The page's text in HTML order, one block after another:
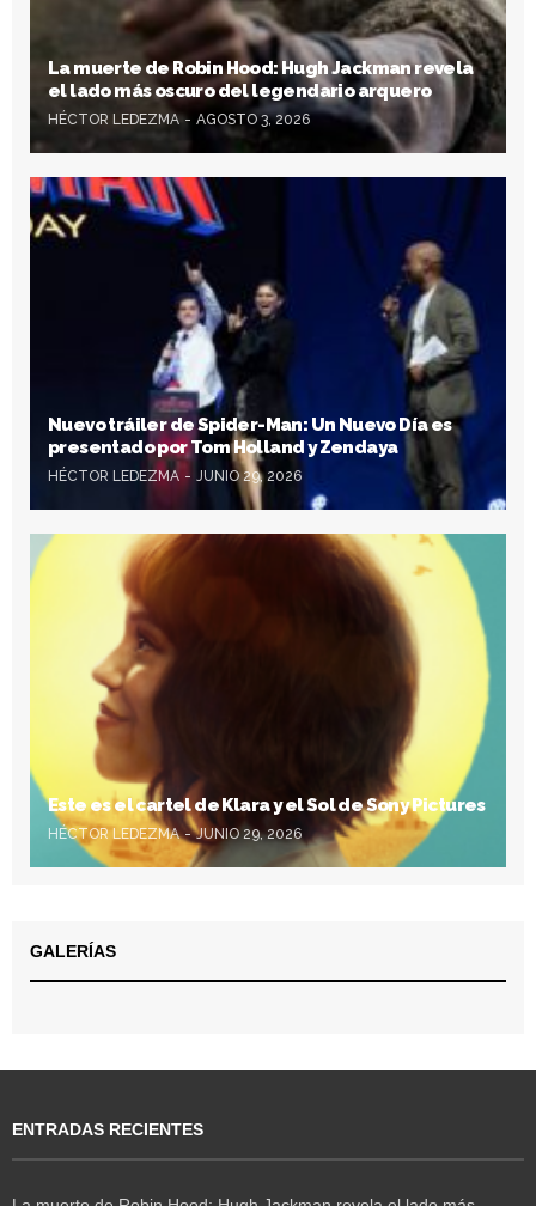
La muerte de Robin Hood: Hugh Jackman revela
el lado más oscuro del legendario arquero
HÉCTOR LEDEZMA AGOSTO 3, 2026
Nuevo tráiler de Spider-Man: Un Nuevo Día es
presentado por Tom Holland y Zendaya
HÉCTOR LEDEZMA JUNIO 29, 2026
Este es el cartel de Klara y el Sol de Sony Pictures
HÉCTOR LEDEZMA JUNIO 29, 2026
GALERÍAS
ENTRADAS RECIENTES